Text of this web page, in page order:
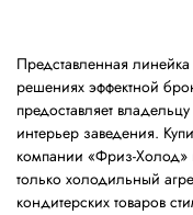
Представленная линейка
решениях эффектной
предоставляет
интерьер заведения.
компании «Фриз-Холод»
только холодильный
кондитерских товаров